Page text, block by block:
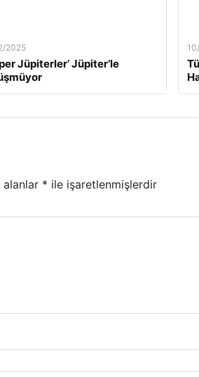
2025
Jüpiterler’ Jüpiter’le
alanlar * ile işaretlenmişlerdir